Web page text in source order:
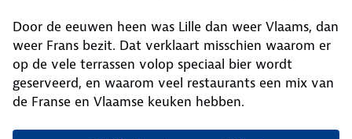
Door de eeuwen heen was Lille dan weer Vlaams, dan
weer Frans bezit. Dat verklaart misschien waarom er
op de vele terrassen volop speciaal bier wordt
geserveerd, en waarom veel restaurants een mix van
de Franse en Vlaamse keuken hebben.